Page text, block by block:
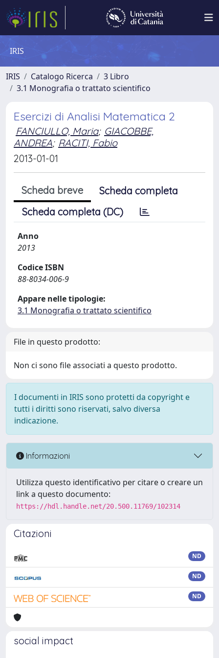
IRIS
IRIS Catalogo Ricerca
3 Libro
3.1 Monografia o trattato scientifico
Esercizi di Analisi Matematica 2
FANCIULLO, Maria; GIACOBBE,
ANDREA; RACITI, Fabio
2013-01-01
Scheda breve
Scheda completa
Scheda completa (DC)
Anno
2013
Codice ISBN
88-8034-006-9
Appare nelle tipologie:
3.1 Monografia o trattato scientifico
File in questo prodotto:
Non ci sono file associati a questo prodotto.
I documenti in IRIS sono protetti da copyright e
tutti i diritti sono riservati, salvo diversa
indicazione.
Informazioni
Utilizza questo identificativo per citare o creare un
link a questo documento:
https://hdl.handle.net/20.500.11769/102314
Citazioni
ND
ND
ND
social impact